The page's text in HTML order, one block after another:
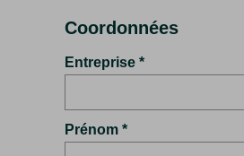
Coordonnées
Entreprise
Prénom